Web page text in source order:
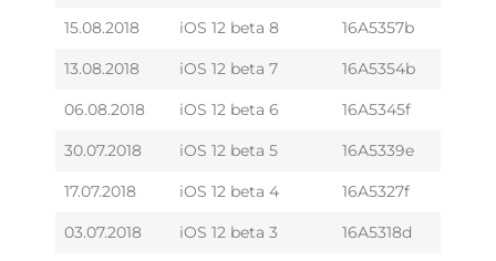
15.08.2018 iOS 12 beta 8 16A5357b
13.08.2018 iOS 12 beta 7 16A5354b
06.08.2018 iOS 12 beta 6 16A5345f
30.07.2018 iOS 12 beta 5 16A5339e
17.07.2018 iOS 12 beta 4 16A5327f
03.07.2018 iOS 12 beta 3 16A5318d